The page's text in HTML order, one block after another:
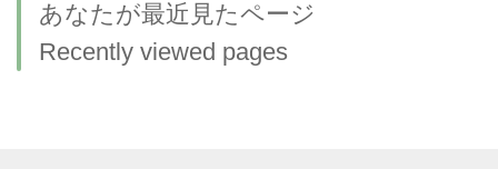
あなたが最近見たページ
Recently viewed pages